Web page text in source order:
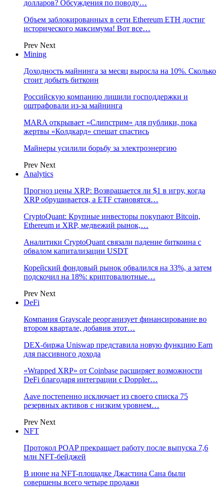
долларов? Обсуждения по поводу…
Объем заблокированных в сети Ethereum ETH достиг
исторического максимума! Вот все…
Prev Next
Mining
Доходность майнинга за месяц выросла на 10%. Сколько
стоит добыть биткоин
Российскую компанию лишили господдержки и
оштрафовали из-за майнинга
MARA открывает «Слипстрим» для публики, пока
жертвы «Колдкард» спешат спастись
Майнеры усилили борьбу за электроэнергию
Prev Next
Analytics
Прогноз цены XRP: Возвращается ли $1 в игру, когда
XRP обрушивается, а ETF становятся…
CryptoQuant: Крупные инвесторы покупают Bitcoin,
Ethereum и XRP, медвежий рынок,…
Аналитики CryptoQuant связали падение биткоина с
обвалом капитализации USDT
Корейский фондовый рынок обвалился на 33%, а затем
подскочил на 18%: криптовалютные…
Prev Next
DeFi
Компания Grayscale реорганизует финансирование во
втором квартале, добавив этот…
DEX-биржа Uniswap представила новую функцию Earn
для пассивного дохода
«Wrapped XRP» от Coinbase расширяет возможности
DeFi благодаря интеграции с Doppler…
Aave постепенно исключает из своего списка 75
резервных активов с низким уровнем…
Prev Next
NFT
Протокол POAP прекращает работу после выпуска 7,6
млн NFT‑бейджей
В июне на NFT-площадке Джастина Сана были
совершены всего четыре продажи